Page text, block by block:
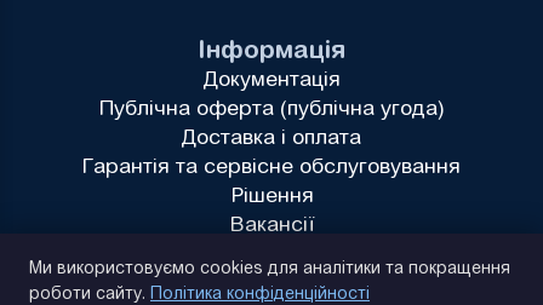
Інформація
Документація
Публічна оферта (публічна угода)
Доставка і оплата
Гарантія та сервісне обслуговування
Рішення
Вакансії
Ми використовуємо cookies для аналітики та покращення
роботи сайту. Політика конфіденційності